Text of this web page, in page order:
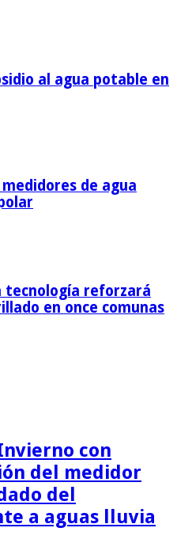
al agua potable en
de agua
tecnología reforzará
en once comunas
con
del medidor
del
a aguas lluvia